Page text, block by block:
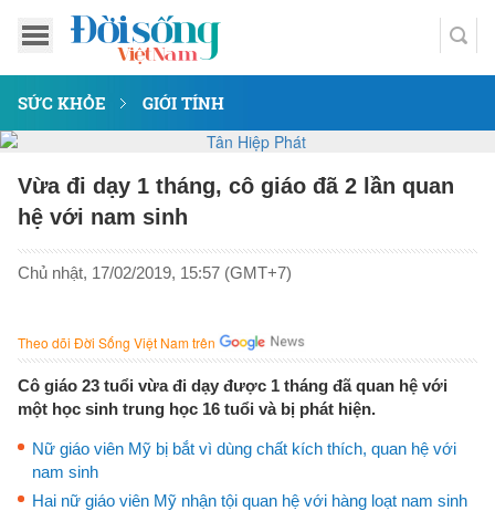
SỨC KHỎE GIỚI TÍNH
Vừa đi dạy 1 tháng, cô giáo đã 2 lần quan
hệ với nam sinh
Chủ nhật, 17/02/2019, 15:57 (GMT+7)
Theo dõi Đời Sống Việt Nam trên
Cô giáo 23 tuổi vừa đi dạy được 1 tháng đã quan hệ với
một học sinh trung học 16 tuổi và bị phát hiện.
Nữ giáo viên Mỹ bị bắt vì dùng chất kích thích, quan hệ với
nam sinh
Hai nữ giáo viên Mỹ nhận tội quan hệ với hàng loạt nam sinh